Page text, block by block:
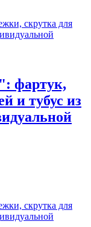
фартук,
и тубус из